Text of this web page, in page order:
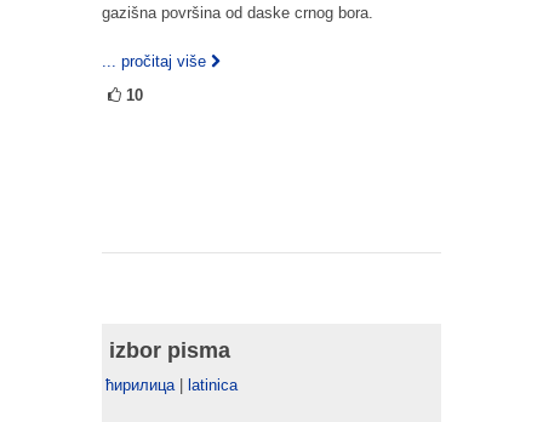
gazišna površina od daske crnog bora.
... pročitaj više
10
izbor pisma
ћирилица | latinica